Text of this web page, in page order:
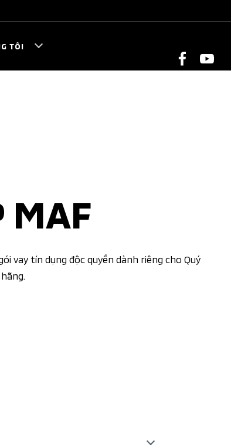
TÔI
MAF
vay tín dụng độc quyền dành riêng cho Quý